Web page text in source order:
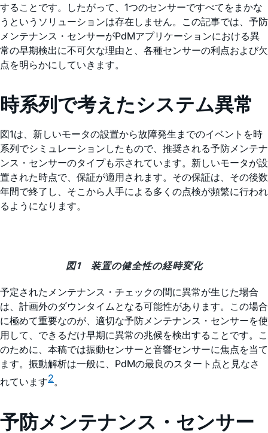
することです。したがって、1つのセンサーですべてをまかな
うというソリューションは存在しません。この記事では、予防
メンテナンス・センサーがPdMアプリケーションにおける異
常の早期検出に不可欠な理由と、各種センサーの利点および欠
点を明らかにしていきます。
時系列で考えたシステム異常
図1は、新しいモータの設置から故障発生までのイベントを時
系列でシミュレーションしたもので、推奨される予防メンテナ
ンス・センサーのタイプも示されています。新しいモータが設
置された時点で、保証が適用されます。その保証は、その後数
年間で終了し、そこから人手による多くの点検が頻繁に行われ
るようになります。
図1 装置の健全性の経時変化
予定されたメンテナンス・チェックの間に異常が生じた場合
は、計画外のダウンタイムとなる可能性があります。この場合
に極めて重要なのが、適切な予防メンテナンス・センサーを使
用して、できるだけ早期に異常の兆候を検出することです。こ
のために、本稿では振動センサーと音響センサーに焦点を当て
ます。振動解析は一般に、PdMの最良のスタート点と見なさ
れています2。
予防メンテナンス・センサー